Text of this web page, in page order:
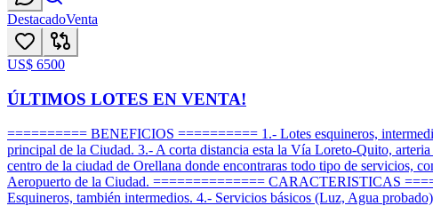
DestacadoVenta
US$ 6500
ÚLTIMOS LOTES EN VENTA!
========== BENEFICIOS ========== 1.- Lotes esquineros,
principal de la Ciudad. 3.- A corta distancia esta la Vía Loreto-Quito,
centro de la ciudad de Orellana donde encontraras todo tipo de servicios,
Aeropuerto de la Ciudad. ============== CARACTERISTICAS
Esquineros, también intermedios. 4.- Servicios básicos (Luz, Agua